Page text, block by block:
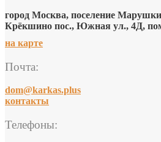
город Москва, поселение
Крёкшино пос., Южная ул., 4Д,
на карте
Почта:
dom@karkas.plus
контакты
Телефоны: